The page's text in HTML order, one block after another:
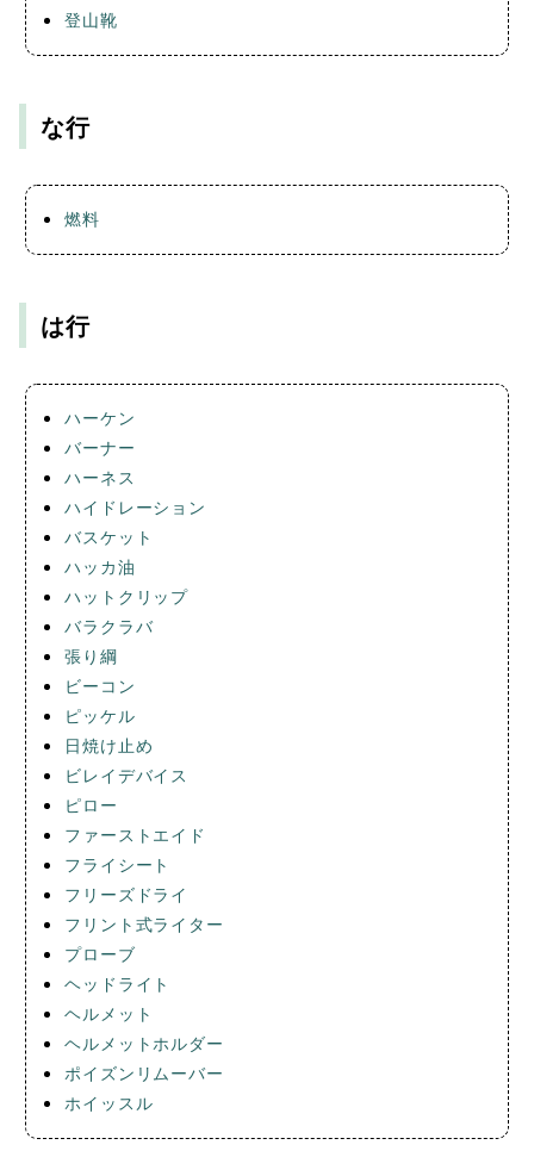
登山靴
な行
燃料
は行
ハーケン
バーナー
ハーネス
ハイドレーション
バスケット
ハッカ油
ハットクリップ
バラクラバ
張り綱
ビーコン
ピッケル
日焼け止め
ビレイデバイス
ピロー
ファーストエイド
フライシート
フリーズドライ
フリント式ライター
プローブ
ヘッドライト
ヘルメット
ヘルメットホルダー
ポイズンリムーバー
ホイッスル